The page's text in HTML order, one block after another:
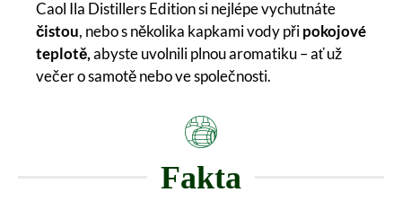
Caol Ila Distillers Edition si nejlépe vychutnáte
čistou, nebo s několika kapkami vody připokojové
teplotě,abyste uvolnili plnou aromatiku – ať už
večer o samotě nebo ve společnosti.
Fakta